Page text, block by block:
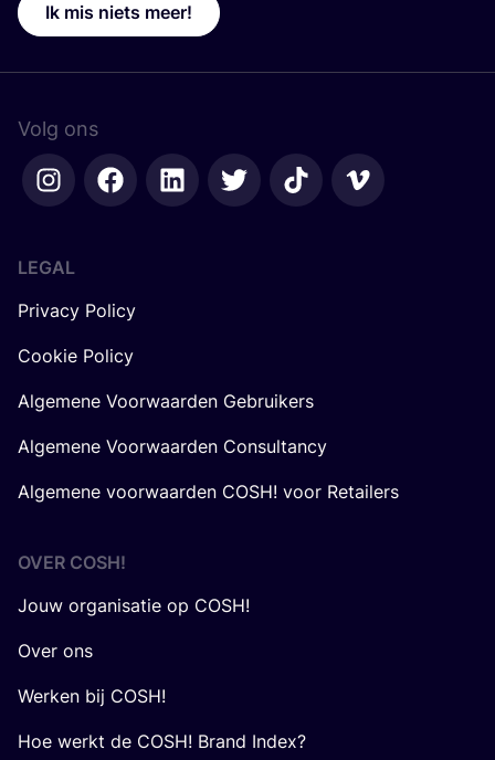
Ik mis niets meer!
Volg ons
LEGAL
Privacy Policy
Cookie Policy
Algemene Voorwaarden Gebruikers
Algemene Voorwaarden Consultancy
Algemene voorwaarden COSH! voor Retailers
OVER COSH!
Jouw organisatie op COSH!
Over ons
Werken bij COSH!
Hoe werkt de COSH! Brand Index?